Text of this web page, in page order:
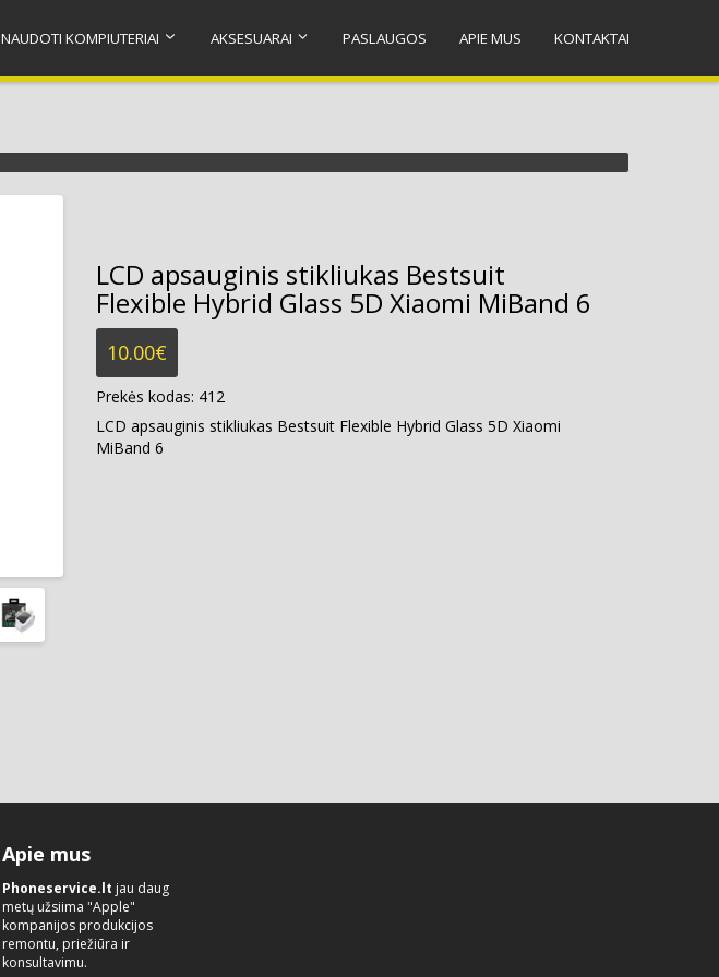
NAUDOTI KOMPIUTERIAI AKSESUARAI PASLAUGOS APIE MUS KONTAKTAI
LCD apsauginis stikliukas Bestsuit
Flexible Hybrid Glass 5D Xiaomi MiBand 6
10.00€
Prekės kodas: 412
LCD apsauginis stikliukas Bestsuit Flexible Hybrid Glass 5D Xiaomi
MiBand 6
Apie mus
Phoneservice.lt jau daug
metų užsiima "Apple"
kompanijos produkcijos
remontu, priežiūra ir
konsultavimu.